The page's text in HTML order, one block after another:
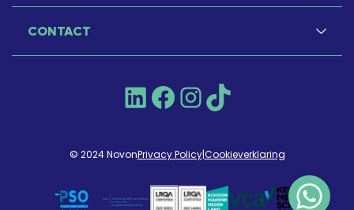
CONTACT
LinkedInFacebookInstagram
TikTok
© 2024 NovonPrivacy Policy|Cookieverklaring